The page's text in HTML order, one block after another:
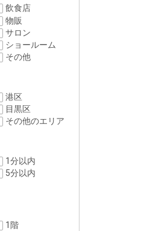
飲食店
物販
サロン
ショールーム
その他
港区
目黒区
その他のエリア
1分以内
5分以内
1階